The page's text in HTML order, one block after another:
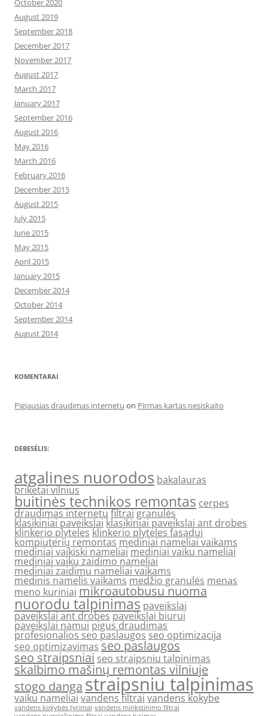
October 2020
August 2019
September 2018
December 2017
November 2017
August 2017
March 2017
January 2017
September 2016
August 2016
May 2016
March 2016
February 2016
December 2015
August 2015
July 2015
June 2015
May 2015
April 2015
January 2015
December 2014
October 2014
September 2014
August 2014
KOMENTARAI
Pigiausias draudimas internetu on Pirmas kartas nesiskaito
DEBESĖLIS:
atgalines nuorodos bakalauras
briketai vilnius
buitinės technikos remontas cerpes
draudimas internetufiltraigranulės
klasikiniai paveikslai klasikiniai paveikslai ant drobes
klinkerio plyteles klinkerio plyteles fasadui
kompiuterių remontas mediniai nameliai vaikams
mediniai vaikiski nameliai mediniai vaiku nameliai
mediniai vaiku zaidimo nameliai
mediniai zaidimu nameliai vaikams
medinis namelis vaikams medžio granulės menas
meno kuriniai mikroautobusu nuoma
nuorodu talpinimas paveikslai
paveikslai ant drobespaveikslai biurui
paveikslai namui pigus draudimas
profesionalios seo paslaugos seo optimizacija
seo optimizavimas seo paslaugos
seo straipsniai seo straipsniu talpinimas
skalbimo mašinų remontas vilniuje
stogo dangastraipsniu talpinimas
vaiku nameliai vandens filtrai vandens kokybe
vandens kokybės tyrimai vandens minkstinimo filtrai